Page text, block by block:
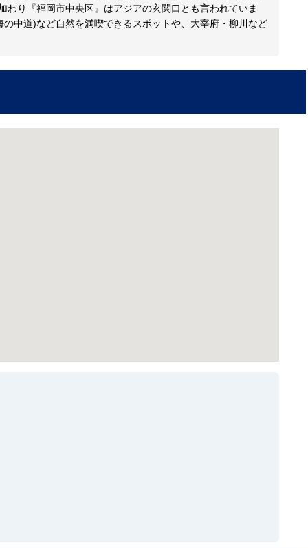
り『福岡市中央区』はアジアの玄関口とも言われていま
中道)など自然を満喫できるスポットや、大宰府・柳川など